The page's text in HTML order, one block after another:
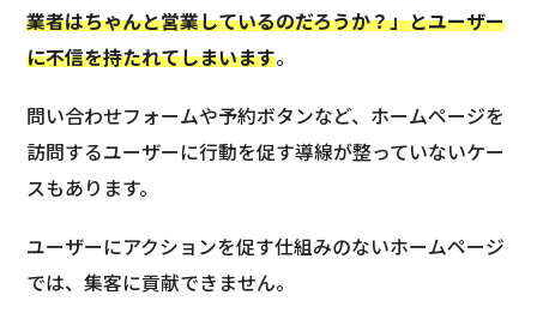
業者はちゃんと営業しているのだろうか？」とユーザー
に不信を持たれてしまいます。
問い合わせフォームや予約ボタンなど、ホームページを
訪問するユーザーに行動を促す導線が整っていないケー
スもあります。
ユーザーにアクションを促す仕組みのないホームページ
では、集客に貢献できません。